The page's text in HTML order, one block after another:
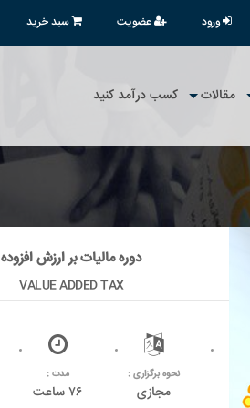
ورود عضویت سبد خرید
مقالات کسب درآمد کنید
دوره مالیات بر ارزش افزوده
VALUE ADDED TAX
نحوه برگزاری :
مجازی
مدت :
۷۶ ساعت